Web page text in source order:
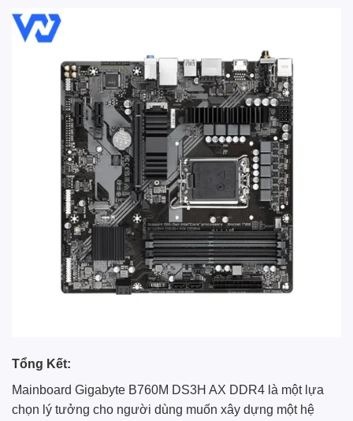
Tổng Kết:
Mainboard Gigabyte B760M DS3H AX DDR4 là một lựa
chọn lý tưởng cho người dùng muốn xây dựng một hệ